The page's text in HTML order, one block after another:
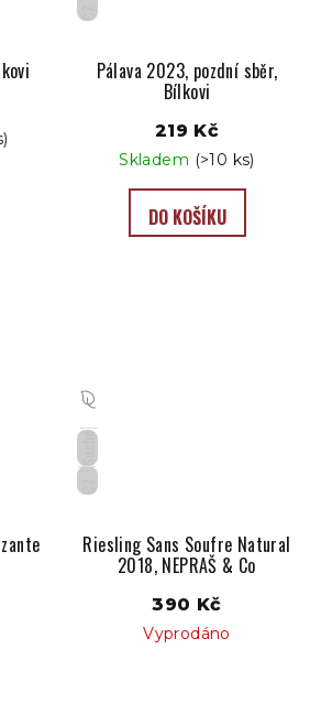
CZ
Pálava 2023, pozdní sběr,
Bílkovi
219 Kč
Skladem (>10 ks)
DO KOŠÍKU
Suché
CZ
Riesling Sans Soufre Natural
2018, NEPRAŠ & Co
390 Kč
Vyprodáno